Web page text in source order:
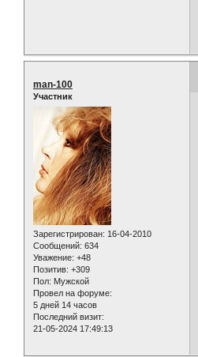
man-100
Участник
Зарегистрирован: 16-04-2010
Сообщений: 634
Уважение: +48
Позитив: +309
Пол: Мужской
Провел на форуме:
5 дней 14 часов
Последний визит:
21-05-2024 17:49:13